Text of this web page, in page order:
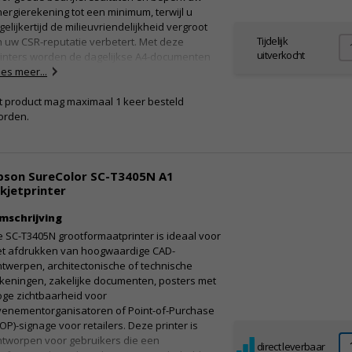
tot een minimum, terwijl u
de milieuvriendelijkheid vergroot
uw CSR-reputatie verbetert. Met deze
worden de dagelijkse A4-documenten
afgedrukt. Daarnaast maken ze een breed
zoals de interne productie van
concept-brochures om te proeflezen,
op A3-formaat
bewust
verpakking
installatiehandleiding
(CD)
meer...
product mag maximaal 1 keer besteld
Tijdelijk
uitverkocht
SureColor SC-T3405N A1
SC-T3405N grootformaatprinter is ideaal voor
afdrukken van hoogwaardige CAD-
architectonische of technische
zakelijke documenten, posters met
zichtbaarheid voor
of Point-of-Purchase
signage voor retailers. Deze printer is
voor gebruikers die een
direct leverbaar